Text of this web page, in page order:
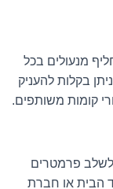
מנעולים בכל
בקלות להעניק
קומות משותפים.
פרמטרים
הבית או חברת